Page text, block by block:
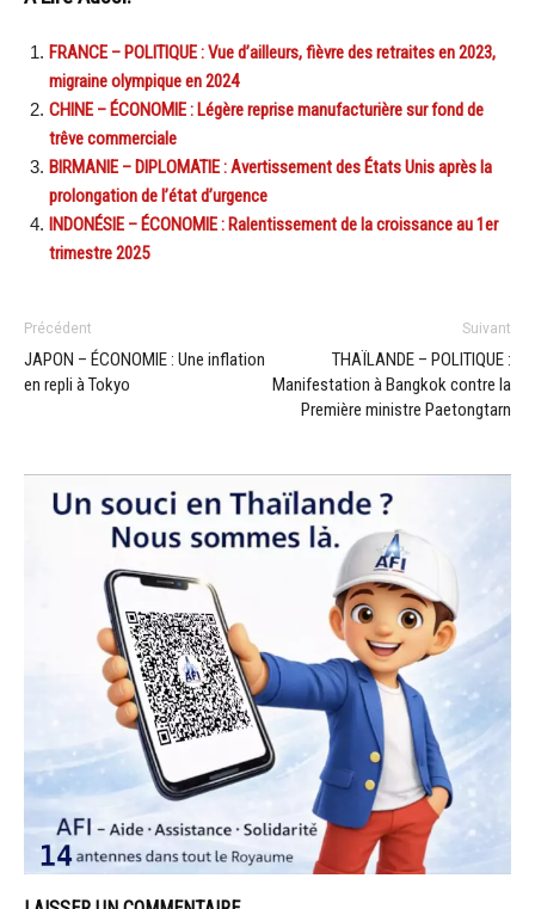
FRANCE – POLITIQUE : Vue d’ailleurs, fièvre des retraites en 2023,
migraine olympique en 2024
CHINE – ÉCONOMIE : Légère reprise manufacturière sur fond de
trêve commerciale
BIRMANIE – DIPLOMATIE : Avertissement des États Unis après la
prolongation de l’état d’urgence
INDONÉSIE – ÉCONOMIE : Ralentissement de la croissance au 1er
trimestre 2025
Précédent
JAPON – ÉCONOMIE : Une inflation
en repli à Tokyo
Suivant
THAÏLANDE – POLITIQUE :
Manifestation à Bangkok contre la
Première ministre Paetongtarn